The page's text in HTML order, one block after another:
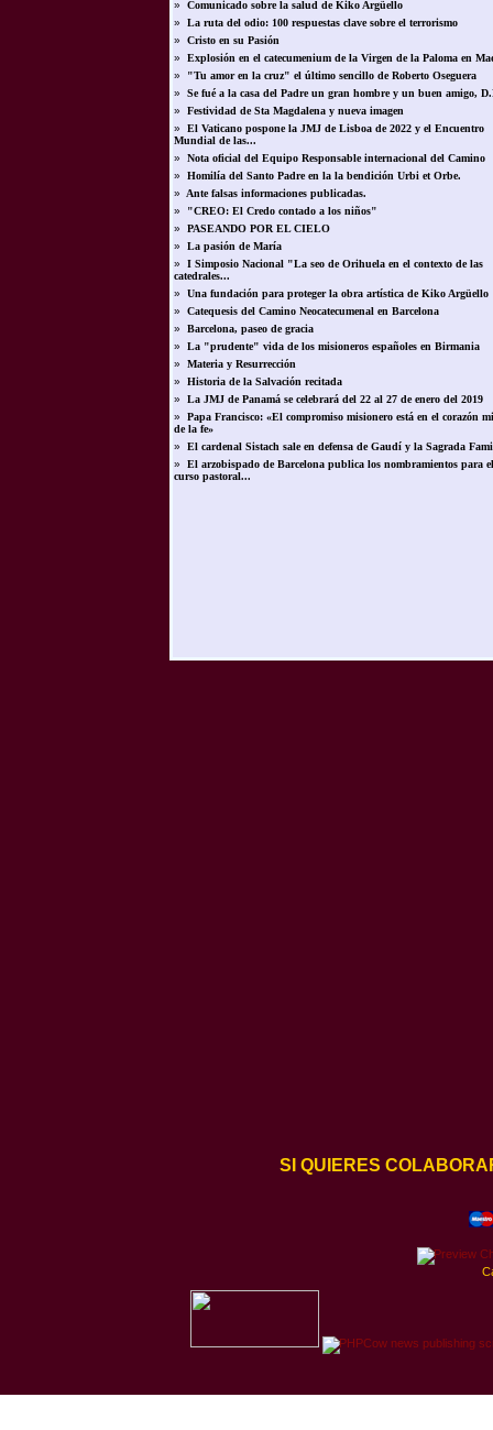
»
Comunicado sobre la salud de Kiko Argüello
»
La ruta del odio: 100 respuestas clave sobre el terrorismo
»
Cristo en su Pasión
»
Explosión en el catecumenium de la Virgen de la Paloma en
»
"Tu amor en la cruz" el último sencillo de Roberto Oseguera
»
Se fué a la casa del Padre un gran hombre y un buen amigo,
»
Festividad de Sta Magdalena y nueva imagen
»
El Vaticano pospone la JMJ de Lisboa de 2022 y el Encuentro
Mundial de las...
»
Nota oficial del Equipo Responsable internacional del Camino
»
Homilía del Santo Padre en la la bendición Urbi et Orbe.
»
Ante falsas informaciones publicadas.
»
"CREO: El Credo contado a los niños"
»
PASEANDO POR EL CIELO
»
La pasión de María
»
I Simposio Nacional "La seo de Orihuela en el contexto de las
catedrales...
»
Una fundación para proteger la obra artística de Kiko Argüello
»
Catequesis del Camino Neocatecumenal en Barcelona
»
Barcelona, paseo de gracia
»
La "prudente" vida de los misioneros españoles en Birmania
»
Materia y Resurrección
»
Historia de la Salvación recitada
»
La JMJ de Panamá se celebrará del 22 al 27 de enero del 2019
»
Papa Francisco: «El compromiso misionero está en el corazón
de la fe»
»
El cardenal Sistach sale en defensa de Gaudí y la Sagrada
»
El arzobispado de Barcelona publica los nombramientos para el
curso pastoral...
SI QUIERES